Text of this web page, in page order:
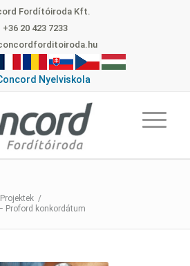
Fordítóiroda Kft.
+36 20 423 7233
Nyelviskola
Projektek /
Proford konkordátum